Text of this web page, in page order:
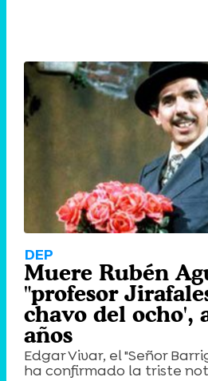
DEP
Muere Rubén
"profesor
chavo del ocho',
años
Edgar Vivar, el "Señor
ha confirmado la triste